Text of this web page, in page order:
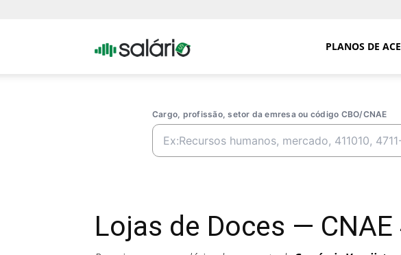
Portal PLANOS DE
Cargo, profissão, setor da emresa ou código CBO/CNAE
Lojas de Doces —